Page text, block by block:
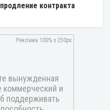
контракта